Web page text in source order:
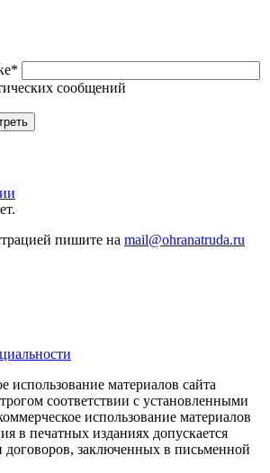
*
пишите на mail@ohranatruda.ru
материалов сайта
соответствии с установленными
использование материалов
в печатных изданиях допускается
договоров, заключенных в письменной